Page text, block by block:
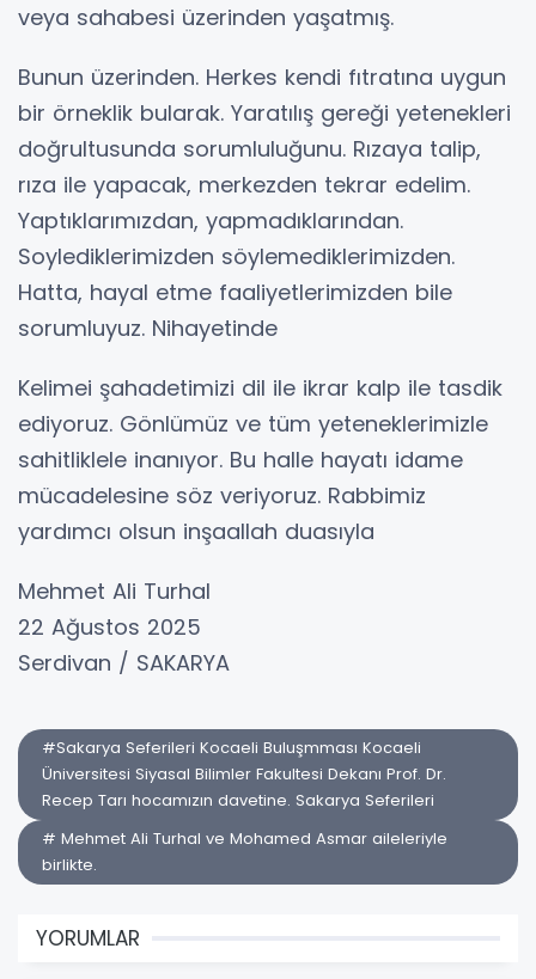
veya sahabesi üzerinden yaşatmış.
Bunun üzerinden. Herkes kendi fıtratına uygun
bir örneklik bularak. Yaratılış gereği yetenekleri
doğrultusunda sorumluluğunu. Rızaya talip,
rıza ile yapacak, merkezden tekrar edelim.
Yaptıklarımızdan, yapmadıklarından.
Soylediklerimizden söylemediklerimizden.
Hatta, hayal etme faaliyetlerimizden bile
sorumluyuz. Nihayetinde
Kelimei şahadetimizi dil ile ikrar kalp ile tasdik
ediyoruz. Gönlümüz ve tüm yeteneklerimizle
sahitliklele inanıyor. Bu halle hayatı idame
mücadelesine söz veriyoruz. Rabbimiz
yardımcı olsun inşaallah duasıyla
Mehmet Ali Turhal
22 Ağustos 2025
Serdivan / SAKARYA
#Sakarya Seferileri Kocaeli Buluşmması Kocaeli
Üniversitesi Siyasal Bilimler Fakultesi Dekanı Prof. Dr.
Recep Tarı hocamızın davetine. Sakarya Seferileri
# Mehmet Ali Turhal ve Mohamed Asmar aileleriyle
birlikte.
YORUMLAR